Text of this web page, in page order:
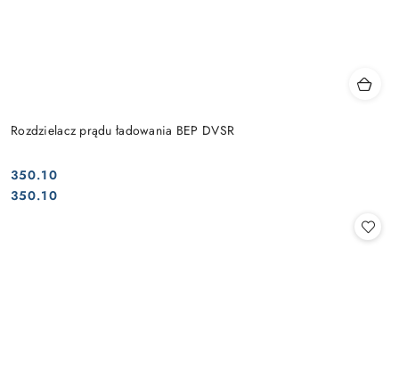
Rozdzielacz prądu ładowania BEP DVSR
Cena:
350.10
Cena:
350.10